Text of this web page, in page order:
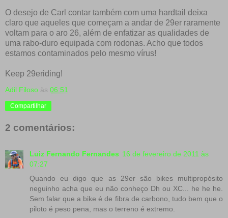
O desejo de Carl contar também com uma hardtail deixa
claro que aqueles que começam a andar de 29er raramente
voltam para o aro 26, além de enfatizar as qualidades de
uma rabo-duro equipada com rodonas. Acho que todos
estamos contaminados pelo mesmo vírus!
Keep 29eriding!
Adil Filoso às 06:51
Compartilhar
2 comentários:
Luiz Fernando Fernandes 16 de fevereiro de 2011 às
07:27
Quando eu digo que as 29er são bikes multipropósito
neguinho acha que eu não conheço Dh ou XC... he he he.
Sem falar que a bike é de fibra de carbono, tudo bem que o
piloto é peso pena, mas o terreno é extremo.